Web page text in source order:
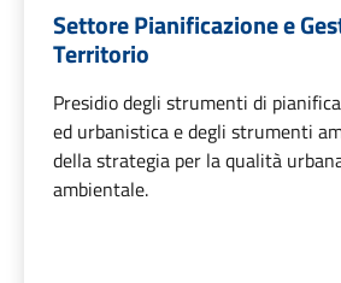
Settore Pianificazione e
Territorio
Presidio degli strumenti di
ed urbanistica e degli strumenti
della strategia per la qualità
ambientale.